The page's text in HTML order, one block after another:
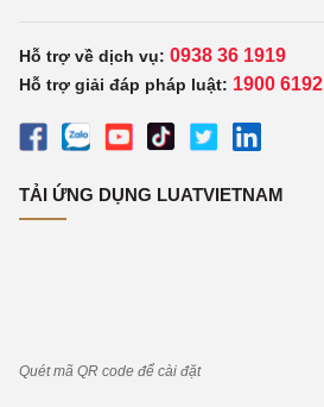
Hỗ trợ về dịch vụ: 0938 36 1919
Hỗ trợ giải đáp pháp luật: 1900 6192
TẢI ỨNG DỤNG LUATVIETNAM
Quét mã QR code để cài đặt